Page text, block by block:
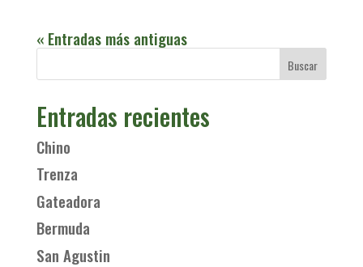
« Entradas más antiguas
Entradas recientes
Chino
Trenza
Gateadora
Bermuda
San Agustin